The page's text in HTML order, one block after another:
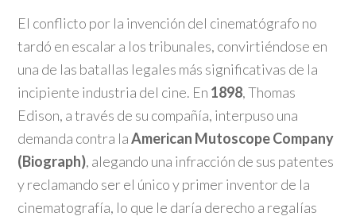
El conflicto por la invención del cinematógrafo no
tardó en escalar a los tribunales, convirtiéndose en
una de las batallas legales más significativas de la
incipiente industria del cine. En 1898, Thomas
Edison, a través de su compañía, interpuso una
demanda contra laAmerican Mutoscope Company
(Biograph), alegando una infracción de sus patentes
y reclamando ser el único y primer inventor de la
cinematografía, lo que le daría derecho a regalías